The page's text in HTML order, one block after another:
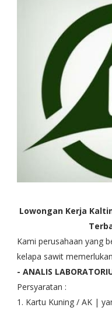
Lowongan Kerja
Kami perusahaan yang
kelapa sawit
- ANALIS
Persyaratan :
1. Kartu Kuning / AK |